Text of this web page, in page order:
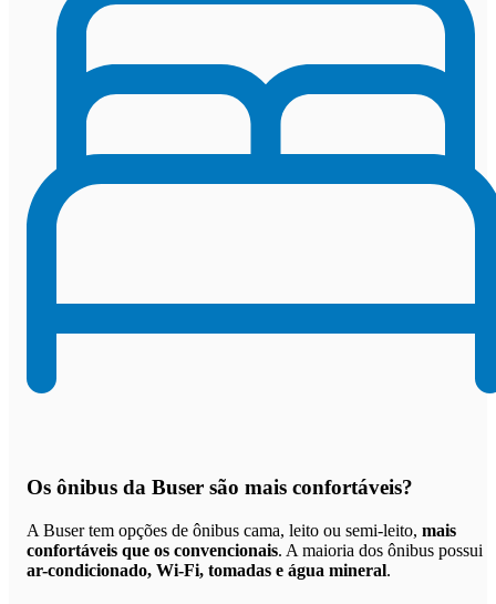
Os ônibus da Buser são mais confortáveis?
A Buser tem opções de ônibus cama, leito ou semi-leito, mais
confortáveis que os convencionais. A maioria dos ônibus possui
ar-condicionado, Wi-Fi, tomadas e água mineral.